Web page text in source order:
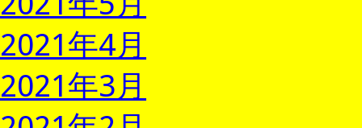
2021年4月
2021年3月